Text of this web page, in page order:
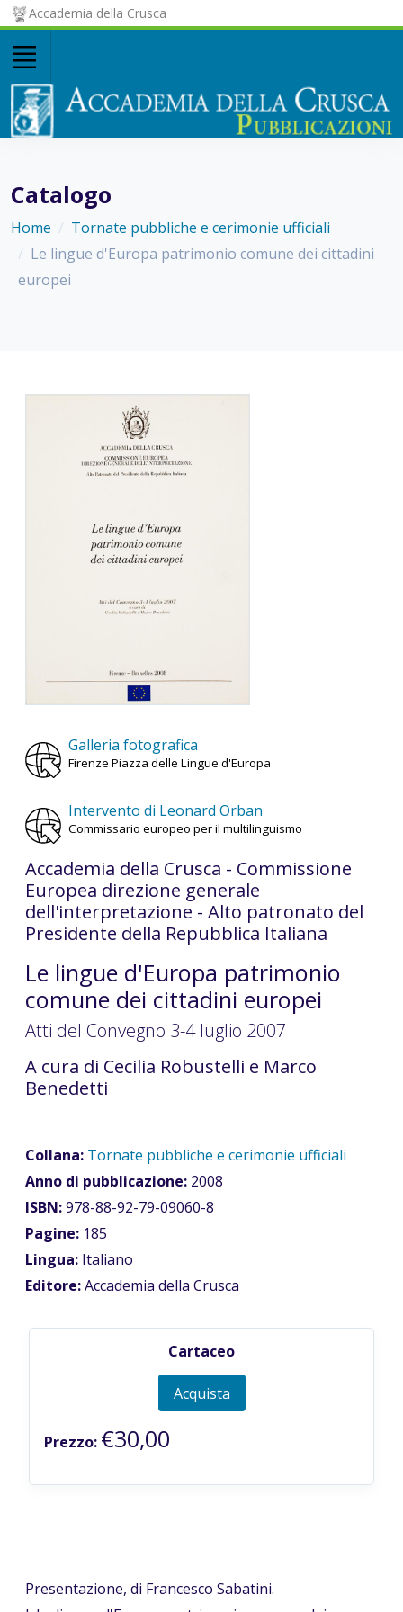
Accademia della Crusca
Catalogo
Home
Tornate pubbliche e cerimonie ufficiali
Le lingue d'Europa patrimonio comune dei cittadini
europei
Galleria fotografica
Firenze Piazza delle Lingue d'Europa
Intervento di Leonard Orban
Commissario europeo per il multilinguismo
Accademia della Crusca - Commissione
Europea direzione generale
dell'interpretazione - Alto patronato del
Presidente della Repubblica Italiana
Le lingue d'Europa patrimonio
comune dei cittadini europei
Atti del Convegno 3-4 luglio 2007
A cura di Cecilia Robustelli e Marco
Benedetti
Collana: Tornate pubbliche e cerimonie ufficiali
Anno di pubblicazione: 2008
ISBN:978-88-92-79-09060-8
Pagine: 185
Lingua: Italiano
Editore:Accademia della Crusca
Cartaceo
Acquista
Prezzo: €30,00
Presentazione, di Francesco Sabatini.